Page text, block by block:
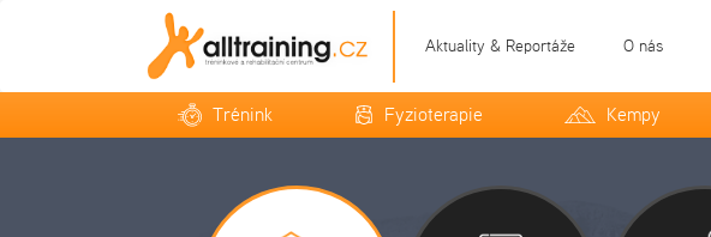
Aktuality & Reportáže O nás
Trénink Fyzioterapie Kempy